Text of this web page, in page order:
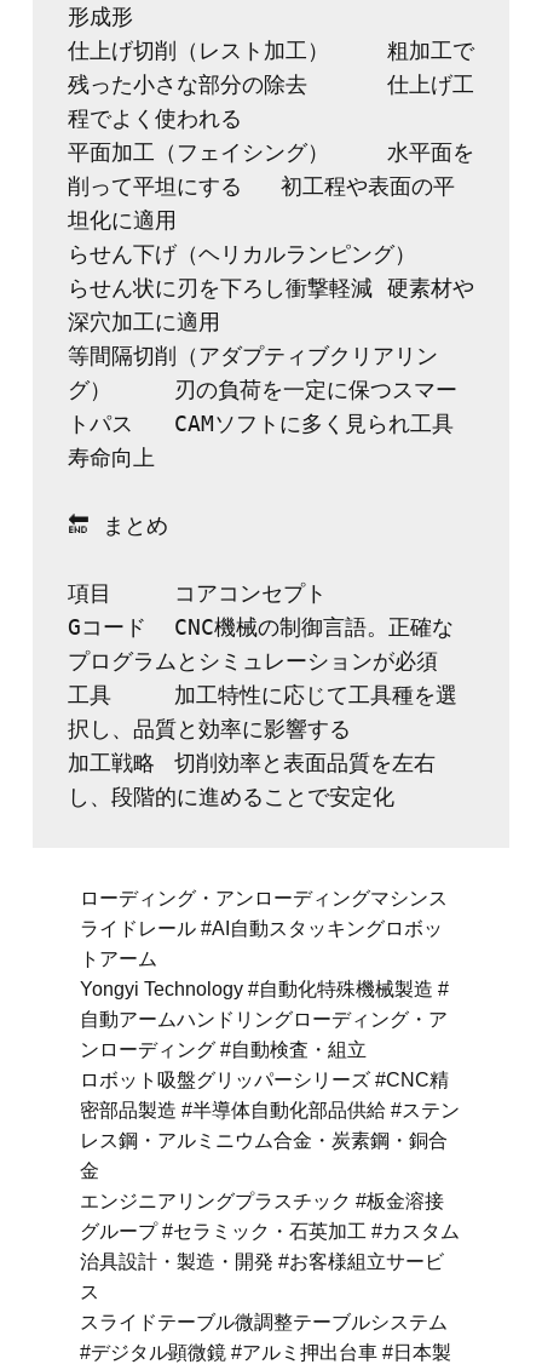
形成形
仕上げ切削（レスト加工）	粗加工で
残った小さな部分の除去	仕上げ工
程でよく使われる
平面加工（フェイシング）	水平面を
削って平坦にする	初工程や表面の平
坦化に適用
らせん下げ（ヘリカルランピング）
らせん状に刃を下ろし衝撃軽減	硬素材や
深穴加工に適用
等間隔切削（アダプティブクリアリン
グ）	刃の負荷を一定に保つスマー
トパス	CAMソフトに多く見られ工具
寿命向上
🔚 まとめ
項目	コアコンセプト
Gコード	CNC機械の制御言語。正確な
プログラムとシミュレーションが必須
工具	加工特性に応じて工具種を選
択し、品質と効率に影響する
加工戦略	切削効率と表面品質を左右
し、段階的に進めることで安定化
ローディング・アンローディングマシンス
ライドレール #AI自動スタッキングロボッ
トアーム
Yongyi Technology #自動化特殊機械製造 #
自動アームハンドリングローディング・ア
ンローディング #自動検査・組立
ロボット吸盤グリッパーシリーズ #CNC精
密部品製造 #半導体自動化部品供給 #ステン
レス鋼・アルミニウム合金・炭素鋼・銅合
金
エンジニアリングプラスチック #板金溶接
グループ #セラミック・石英加工 #カスタム
治具設計・製造・開発 #お客様組立サービ
ス
スライドテーブル微調整テーブルシステム
#デジタル顕微鏡 #アルミ押出台車 #日本製